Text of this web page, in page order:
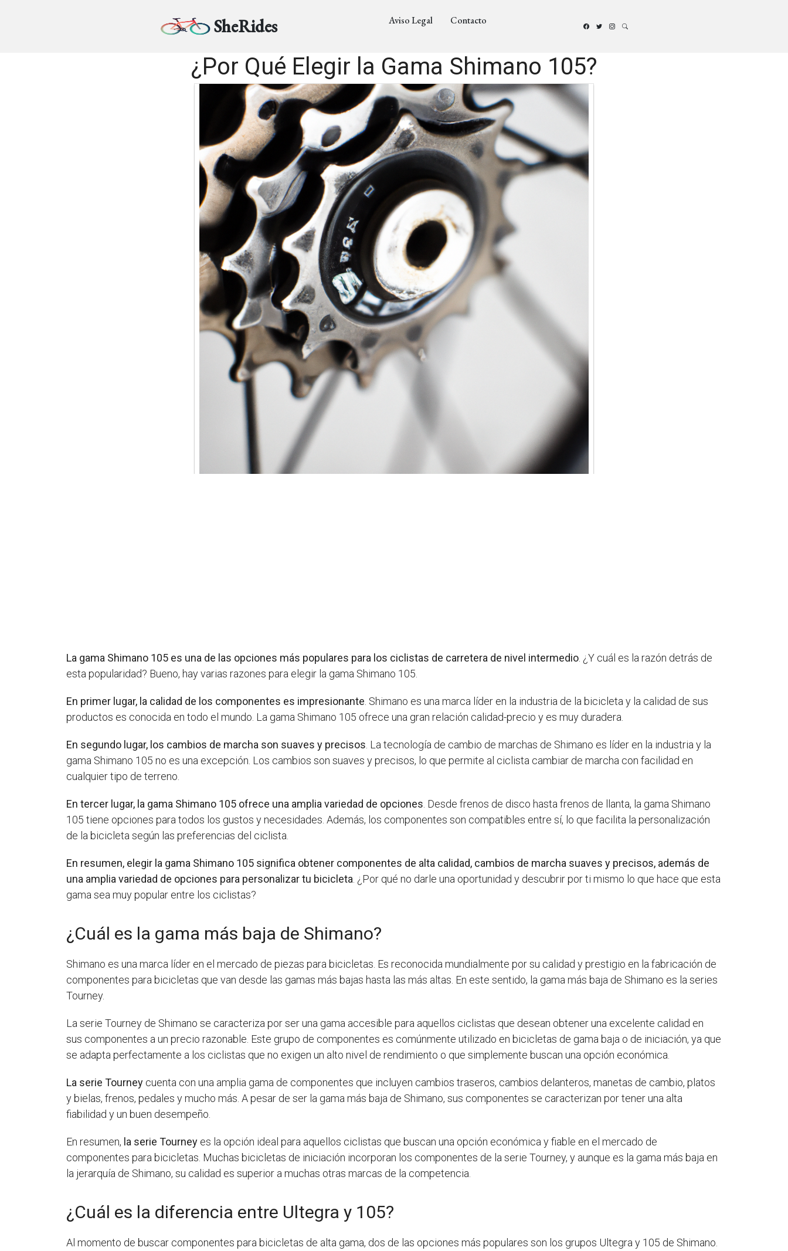
SheRides Aviso Legal Contacto
¿Por Qué Elegir la Gama Shimano 105?
La gama Shimano 105 es una de las opciones más populares para los ciclistas de carretera de nivel intermedio . ¿Y cuál es la razón detrás de
esta popularidad? Bueno, hay varias razones para elegir la gama Shimano 105.
En primer lugar, la calidad de los componentes es impresionante . Shimano es una marca líder en la industria de la bicicleta y la calidad de sus
productos es conocida en todo el mundo. La gama Shimano 105 ofrece una gran relación calidad-precio y es muy duradera.
En segundo lugar, los cambios de marcha son suaves y precisos . La tecnología de cambio de marchas de Shimano es líder en la industria y la
gama Shimano 105 no es una excepción. Los cambios son suaves y precisos, lo que permite al ciclista cambiar de marcha con facilidad en
cualquier tipo de terreno.
En tercer lugar, la gama Shimano 105 ofrece una amplia variedad de opciones . Desde frenos de disco hasta frenos de llanta, la gama Shimano
105 tiene opciones para todos los gustos y necesidades. Además, los componentes son compatibles entre sí, lo que facilita la personalización
de la bicicleta según las preferencias del ciclista.
En resumen, elegir la gama Shimano 105 significa obtener componentes de alta calidad, cambios de marcha suaves y precisos, además de
una amplia variedad de opciones para personalizar tu bicicleta . ¿Por qué no darle una oportunidad y descubrir por ti mismo lo que hace que esta
gama sea muy popular entre los ciclistas?
¿Cuál es la gama más baja de Shimano?
Shimano es una marca líder en el mercado de piezas para bicicletas. Es reconocida mundialmente por su calidad y prestigio en la fabricación de
componentes para bicicletas que van desde las gamas más bajas hasta las más altas. En este sentido, la gama más baja de Shimano es la series
Tourney.
La serie Tourney de Shimano se caracteriza por ser una gama accesible para aquellos ciclistas que desean obtener una excelente calidad en
sus componentes a un precio razonable. Este grupo de componentes es comúnmente utilizado en bicicletas de gama baja o de iniciación, ya que
se adapta perfectamente a los ciclistas que no exigen un alto nivel de rendimiento o que simplemente buscan una opción económica.
La serie Tourney cuenta con una amplia gama de componentes que incluyen cambios traseros, cambios delanteros, manetas de cambio, platos
y bielas, frenos, pedales y mucho más. A pesar de ser la gama más baja de Shimano, sus componentes se caracterizan por tener una alta
fiabilidad y un buen desempeño.
En resumen, la serie Tourney es la opción ideal para aquellos ciclistas que buscan una opción económica y fiable en el mercado de
componentes para bicicletas. Muchas bicicletas de iniciación incorporan los componentes de la serie Tourney, y aunque es la gama más baja en
la jerarquía de Shimano, su calidad es superior a muchas otras marcas de la competencia.
¿Cuál es la diferencia entre Ultegra y 105?
Al momento de buscar componentes para bicicletas de alta gama, dos de las opciones más populares son los grupos Ultegra y 105 de Shimano.